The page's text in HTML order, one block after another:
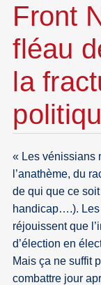
Front
fléau
la
« Les vénissians
l’anathème, du
de qui que ce
handicap….). Les
réjouissent que
d’élection en
Mais ça ne suffit
combattre jour